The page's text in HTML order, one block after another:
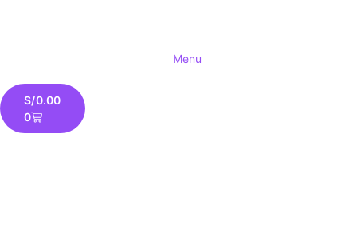
Menu
S/0.00
0